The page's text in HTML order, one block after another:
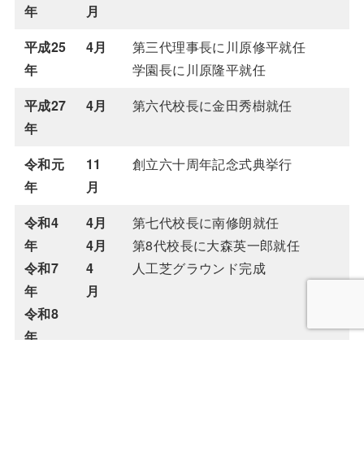
年
月
平成25
年
4月
第三代理事長に川原修平就任
学園長に川原隆平就任
平成27
年
4月 第六代校長に金田秀樹就任
令和元
年
11
月
創立六十周年記念式典挙行
令和4
年
令和7
年
令和8
年
4月
4月
4
月
第七代校長に南修朗就任
第8代校長に大森英一郎就任
人工芝グラウンド完成